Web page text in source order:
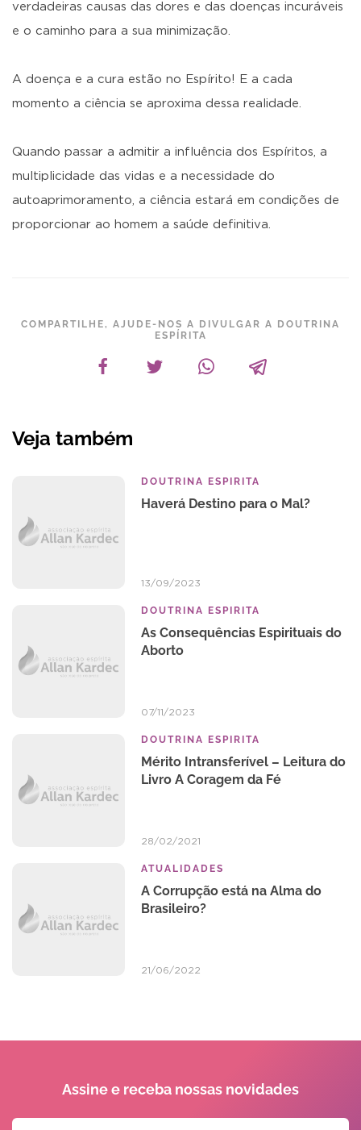
verdadeiras causas das dores e das doenças incuráveis
e o caminho para a sua minimização.
A doença e a cura estão no Espírito! E a cada
momento a ciência se aproxima dessa realidade.
Quando passar a admitir a influência dos Espíritos, a
multiplicidade das vidas e a necessidade do
autoaprimoramento, a ciência estará em condições de
proporcionar ao homem a saúde definitiva.
COMPARTILHE, AJUDE-NOS A DIVULGAR A DOUTRINA
ESPÍRITA
Veja também
DOUTRINA ESPIRITA
Haverá Destino para o Mal?
13/09/2023
DOUTRINA ESPIRITA
As Consequências Espirituais do
Aborto
07/11/2023
DOUTRINA ESPIRITA
Mérito Intransferível – Leitura do
Livro A Coragem da Fé
28/02/2021
ATUALIDADES
A Corrupção está na Alma do
Brasileiro?
21/06/2022
Assine e receba nossas novidades